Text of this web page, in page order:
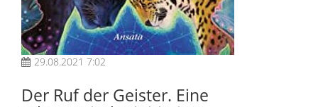
29.08.2021 7:02
Der Ruf der Geister. Eine